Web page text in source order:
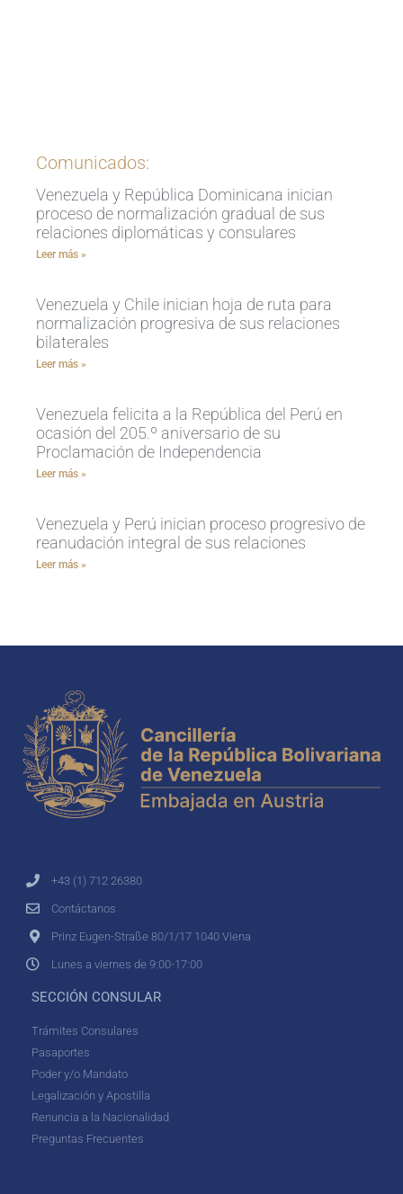
Comunicados:
Venezuela y República Dominicana inician
proceso de normalización gradual de sus
relaciones diplomáticas y consulares
Leer más »
Venezuela y Chile inician hoja de ruta para
normalización progresiva de sus relaciones
bilaterales
Leer más »
Venezuela felicita a la República del Perú en
ocasión del 205.º aniversario de su
Proclamación de Independencia
Leer más »
Venezuela y Perú inician proceso progresivo de
reanudación integral de sus relaciones
Leer más »
+43 (1) 712 26380
Contáctanos
Prinz Eugen-Straße 80/1/17 1040 Viena
Lunes a viernes de 9:00-17:00
SECCIÓN CONSULAR
Trámites Consulares
Pasaportes
Poder y/o Mandato
Legalización y Apostilla
Renuncia a la Nacionalidad
Preguntas Frecuentes